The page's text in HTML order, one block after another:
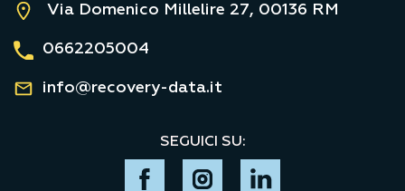
Via Domenico Millelire 27, 00136 RM
0662205004
info@recovery-data.it
SEGUICI SU: